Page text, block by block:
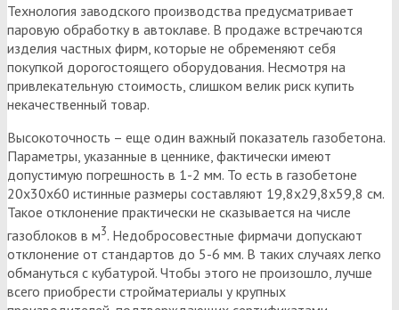
Технология заводского производства предусматривает
паровую обработку в автоклаве. В продаже встречаются
изделия частных фирм, которые не обременяют себя
покупкой дорогостоящего оборудования. Несмотря на
привлекательную стоимость, слишком велик риск купить
некачественный товар.
Высокоточность – еще один важный показатель газобетона.
Параметры, указанные в ценнике, фактически имеют
допустимую погрешность в 1-2 мм. То есть в газобетоне
20х30х60 истинные размеры составляют 19,8х29,8х59,8 см.
Такое отклонение практически не сказывается на числе
газоблоков в м3. Недобросовестные фирмачи допускают
отклонение от стандартов до 5-6 мм. В таких случаях легко
обмануться с кубатурой. Чтобы этого не произошло, лучше
всего приобрести стройматериалы у крупных